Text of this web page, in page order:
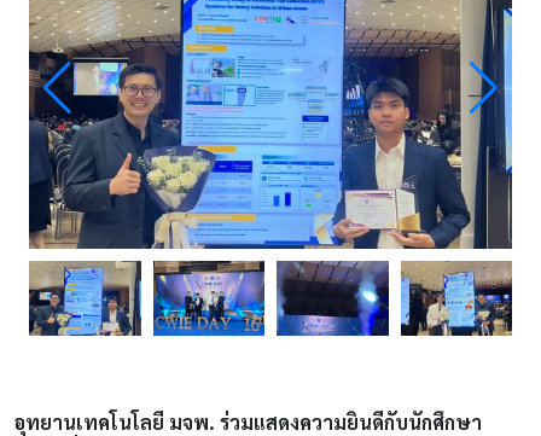
อุทยานเทคโนโลยี มจพ. ร่วมแสดงความยินดีกับนักศึกษา